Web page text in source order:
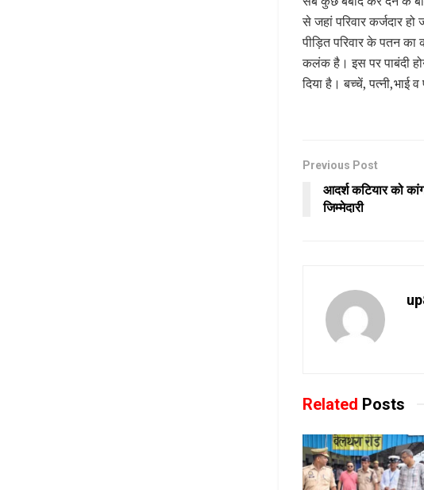
से जहां परिवार कर्जदार
पीड़ित परिवार के पतन
कलंक है। इस पर पाबंदी
दिया है। बच्चें, पत्नी,भाई
Previous Post
आदर्श कटियार को
जिम्मेदारी
Related Posts